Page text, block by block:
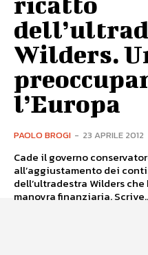
Wilders.
l’Europa
PAOLO BROGI - 23 APRILE 2012
Cade il governo
all’aggiustamento dei
dell’ultradestra Wilders
manovra finanziaria.